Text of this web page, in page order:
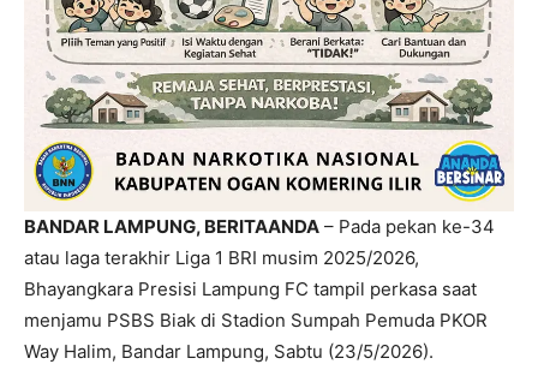
BANDAR LAMPUNG, BERITAANDA – Pada pekan ke-34
atau laga terakhir Liga 1 BRI musim 2025/2026,
Bhayangkara Presisi Lampung FC tampil perkasa saat
menjamu PSBS Biak di Stadion Sumpah Pemuda PKOR
Way Halim, Bandar Lampung, Sabtu (23/5/2026).